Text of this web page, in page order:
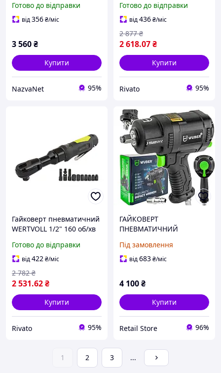
композитний корпус Twin
Hammer 21 кг
Готово до відправки
від356₴/міс
3 560₴
Купити
NazvaNet 95%
6.3 bar 340 Нм реверс TPR
покриття корпусу кейс з
насадками
Готово до відправки
від436₴/міс
2 618.07₴
2 877 ₴
Купити
Rivato 95%
Гайковерт пневматичний
WERTVOLL 1/2" 160 об/хв
реверс TPR покриття
корпусу кейс з насадками
PN-2032
Готово до відправки
від422₴/міс
2 531.62₴
2 782 ₴
Купити
Rivato 95%
ГАЙКОВЕРТ
ПНЕВМАТИЧНИЙ
КОМПОЗИТНИЙ З
УДАРОМ ДЛЯ КОЛІС 1560
Під замовлення
від683₴/міс
4 100₴
Купити
Retail Store 96%
1 2 3 ...